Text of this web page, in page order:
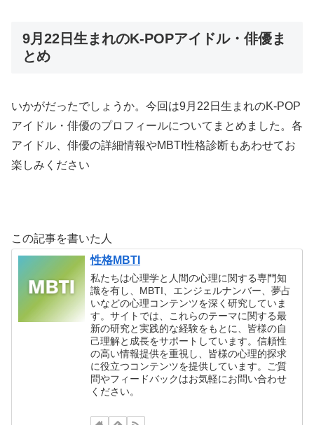
9月22日生まれのK-POPアイドル・俳優ま
とめ
いかがだったでしょうか。今回は9月22日生まれのK-POP
アイドル・俳優のプロフィールについてまとめました。各
アイドル、俳優の詳細情報やMBTI性格診断もあわせてお
楽しみください
この記事を書いた人
性格MBTI
私たちは心理学と人間の心理に関する専門知
識を有し、MBTI、エンジェルナンバー、夢占
いなどの心理コンテンツを深く研究していま
す。サイトでは、これらのテーマに関する最
新の研究と実践的な経験をもとに、皆様の自
己理解と成長をサポートしています。信頼性
の高い情報提供を重視し、皆様の心理的探求
に役立つコンテンツを提供しています。ご質
問やフィードバックはお気軽にお問い合わせ
ください。